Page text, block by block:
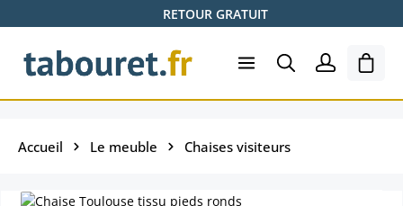
Passer au contenu principalRETOUR GRATUIT
Le
Accueil Le meuble Chaises visiteurs